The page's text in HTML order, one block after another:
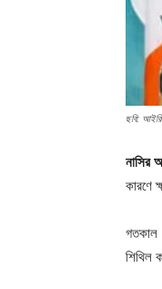
ছবি:
নাসির
কারণে
গতকাল
শিথিল